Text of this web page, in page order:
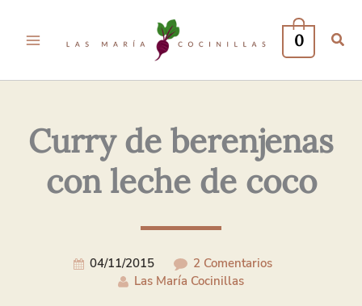
0
Curry de berenjenas
con leche de coco
04/11/2015
2 Comentarios
Las María Cocinillas
Electrónico*